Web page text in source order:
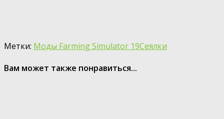
Метки: Моды Farming Simulator 19Сеялки
Вам может также понравиться...